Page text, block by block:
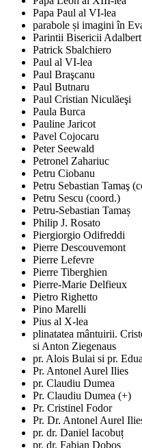
Papa Paul al VI-lea
parabole și imagini în
Parintii Bisericii
Patrick Sbalchiero
Paul al VI-lea
Paul Braşcanu
Paul Butnaru
Paul Cristian Niculăeşi
Paula Burca
Pauline Jaricot
Pavel Cojocaru
Peter Seewald
Petronel Zahariuc
Petru Ciobanu
Petru Sebastian Tamaş
Petru Sescu (coord.)
Petru-Sebastian Tamaș
Philip J. Rosato
Piergiorgio Odifreddi
Pierre Descouvemont
Pierre Lefevre
Pierre Tiberghien
Pierre-Marie Delfieux
Pietro Righetto
Pino Marelli
Pius al X-lea
plinatatea mântuirii.
si Anton Ziegenaus
pr. Alois Bulai si pr.
Pr. Antonel Aurel Ilies
pr. Claudiu Dumea
Pr. Claudiu Dumea (+)
Pr. Cristinel Fodor
Pr. Dr. Antonel Aurel
pr. dr. Daniel Iacobuț
pr. dr. Fabian Doboș